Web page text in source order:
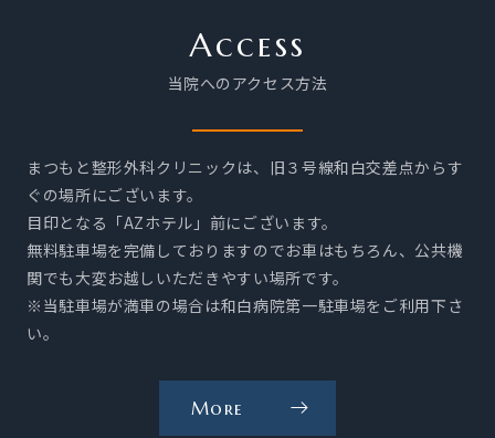
ー
シ
ョ
案
内
を
見
Access
当院へのアクセス方法
まつもと整形外科クリニックは、旧３号線和白交差点からす
ぐの場所にございます。
目印となる「AZホテル」前にございます。
無料駐車場を完備しておりますのでお車はもちろん、公共機
関でも大変お越しいただきやすい場所です。
※当駐車場が満車の場合は和白病院第一駐車場をご利用下さ
い。
More
当